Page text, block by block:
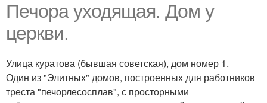
Печора уходящая. Дом у
церкви.
Улица куратова (бывшая советская), дом номер 1.
Один из "Элитных" домов, построенных для работников
треста "печорлесосплав", с просторными